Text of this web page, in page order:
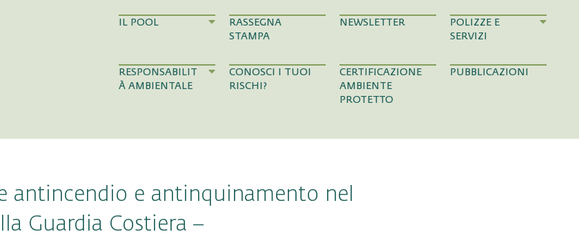
IL POOL
RASSEGNA
STAMPA
NEWSLETTER
POLIZZE E
SERVIZI
RESPONSABILIT
À AMBIENTALE
CONOSCI I TUOI
RISCHI?
CERTIFICAZIONE
AMBIENTE
PROTETTO
PUBBLICAZIONI
antincendio e antinquinamento nel
Guardia Costiera –